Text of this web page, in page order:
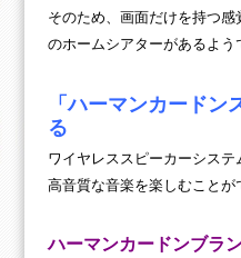
そのため、画面だけを持つ
のホームシアターがあるよう
「ハーマンカードン
る
ワイヤレススピーカーシス
高音質な音楽を楽しむことが
ハーマンカードンブラ